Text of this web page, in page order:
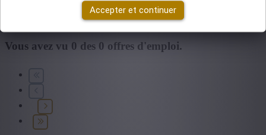
Accepter et continuer
Mes filtres sélectionnés
Effacer tous les filtres
+ Montrer plus
Vous avez vu 0 des 0 offres d'emploi.